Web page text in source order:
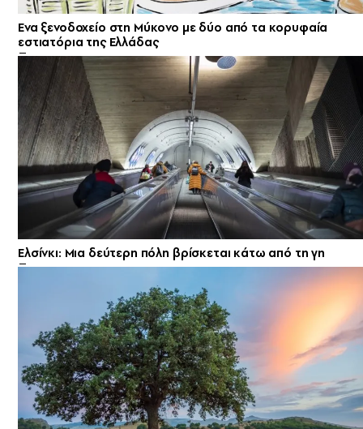
Ενα ξενοδοχείο στη Μύκονο με δύο από τα κορυφαία
εστιατόρια της Ελλάδας
Ελσίνκι: Mια δεύτερη πόλη βρίσκεται κάτω από τη γη